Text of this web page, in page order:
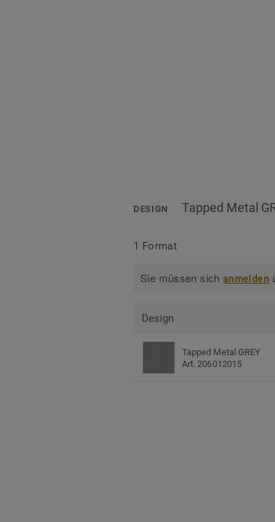
DESIGN Tapped Metal
1 Format
Sie müssen sichanmelden
Design
Tapped Metal GREY
Art. 206012015